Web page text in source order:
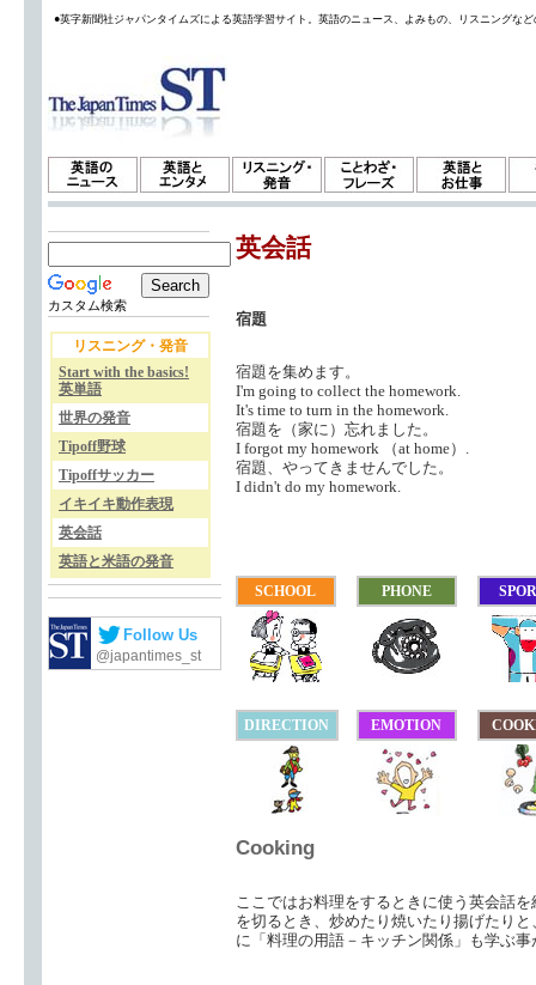
●英字新聞社ジャパンタイムズによる英語学習サイト。英語のニュース、よみもの、リスニングな
カスタム検索
リスニング・発音
Start with the basics!
英単語
世界の発音
Tipoff野球
Tipoffサッカー
イキイキ動作表現
英会話
英語と米語の発音
Follow Us
@japantimes_st
英会話
宿題
宿題を集めます。
I'm going to collect the homework.
It's time to turn in the homework.
宿題を（家に）忘れました。
I forgot my homework （at home）.
宿題、やってきませんでした。
I didn't do my homework.
SCHOOL PHONE
DIRECTION EMOTION
Cooking
ここではお料理をするときに使う英会話
を切るとき、炒めたり焼いたり揚げたり
に「料理の用語－キッチン関係」も学ぶ事